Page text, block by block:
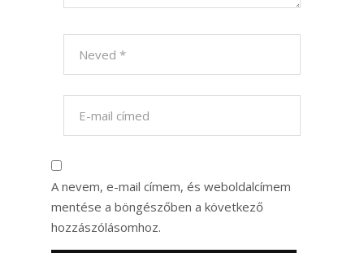
A nevem, e-mail címem, és weboldalcímem
mentése a böngészőben a következő
hozzászólásomhoz.